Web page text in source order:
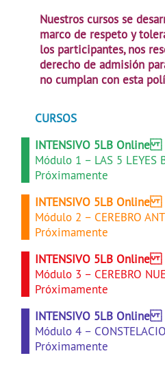
Nuestros cursos se
marco de respeto y
los participantes, nos
derecho de admisión
no cumplan con esta
CURSOS
INTENSIVO 5LB Online
Módulo 1 – LAS 5 LEYES
Próximamente
INTENSIVO 5LB Online
Módulo 2 – CEREBRO
Próximamente
INTENSIVO 5LB Online
Módulo 3 – CEREBRO
Próximamente
INTENSIVO 5LB Online
Módulo 4 –
Próximamente